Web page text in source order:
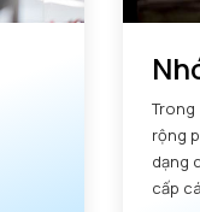
rộng phạm vi hoạt động
dạng các ngành
cấp